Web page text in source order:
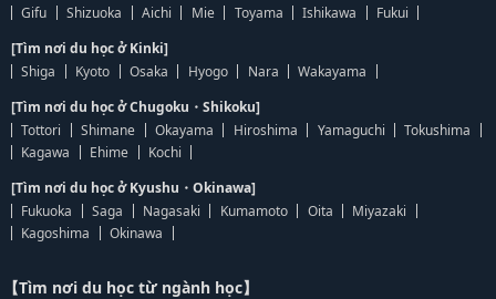
Gifu
Shizuoka Aichi Mie Toyama Ishikawa
Fukui
[Tìm nơi du học ở Kinki]
Shiga
Kyoto Osaka Hyogo Nara
Wakayama
[Tìm nơi du học ở Chugoku・Shikoku]
Tottori
Shimane Okayama Hiroshima Yamaguchi
Tokushima
Kagawa
Ehime
Kochi
[Tìm nơi du học ở Kyushu・Okinawa]
Fukuoka
Saga Nagasaki Kumamoto Oita
Miyazaki
Kagoshima
Okinawa
【Tìm nơi du học từ ngành học】